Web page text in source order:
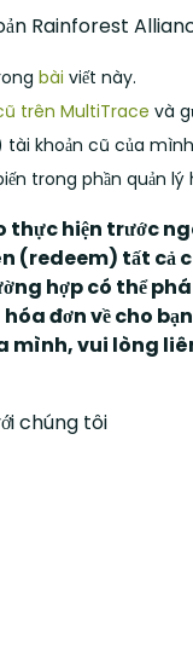
Rainforest
bài viết này.
trên MultiTrace và
tài khoản cũ của
trong phần quản
hiện trước
(redeem) tất cả
hợp có thể
đơn về cho
vui lòng
chúng tôi